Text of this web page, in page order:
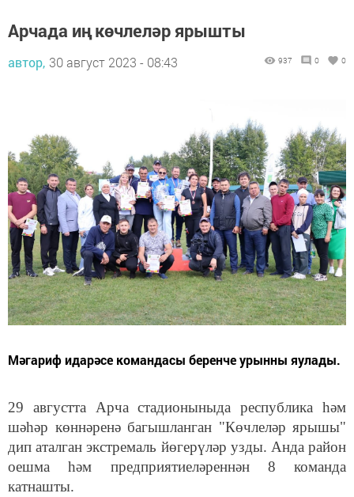
Арчада иң көчлеләр ярышты
автор, 30 август 2023 - 08:43 937 0 0
Мәгариф идарәсе командасы беренче урынны яулады.
29 августта Арча стадионыныда республика һәм
шәһәр көннәренә багышланган "Көчлеләр ярышы"
дип аталган экстремаль йөгерүләр узды. Анда район
оешма һәм предприятиеләреннән 8 команда
катнашты.